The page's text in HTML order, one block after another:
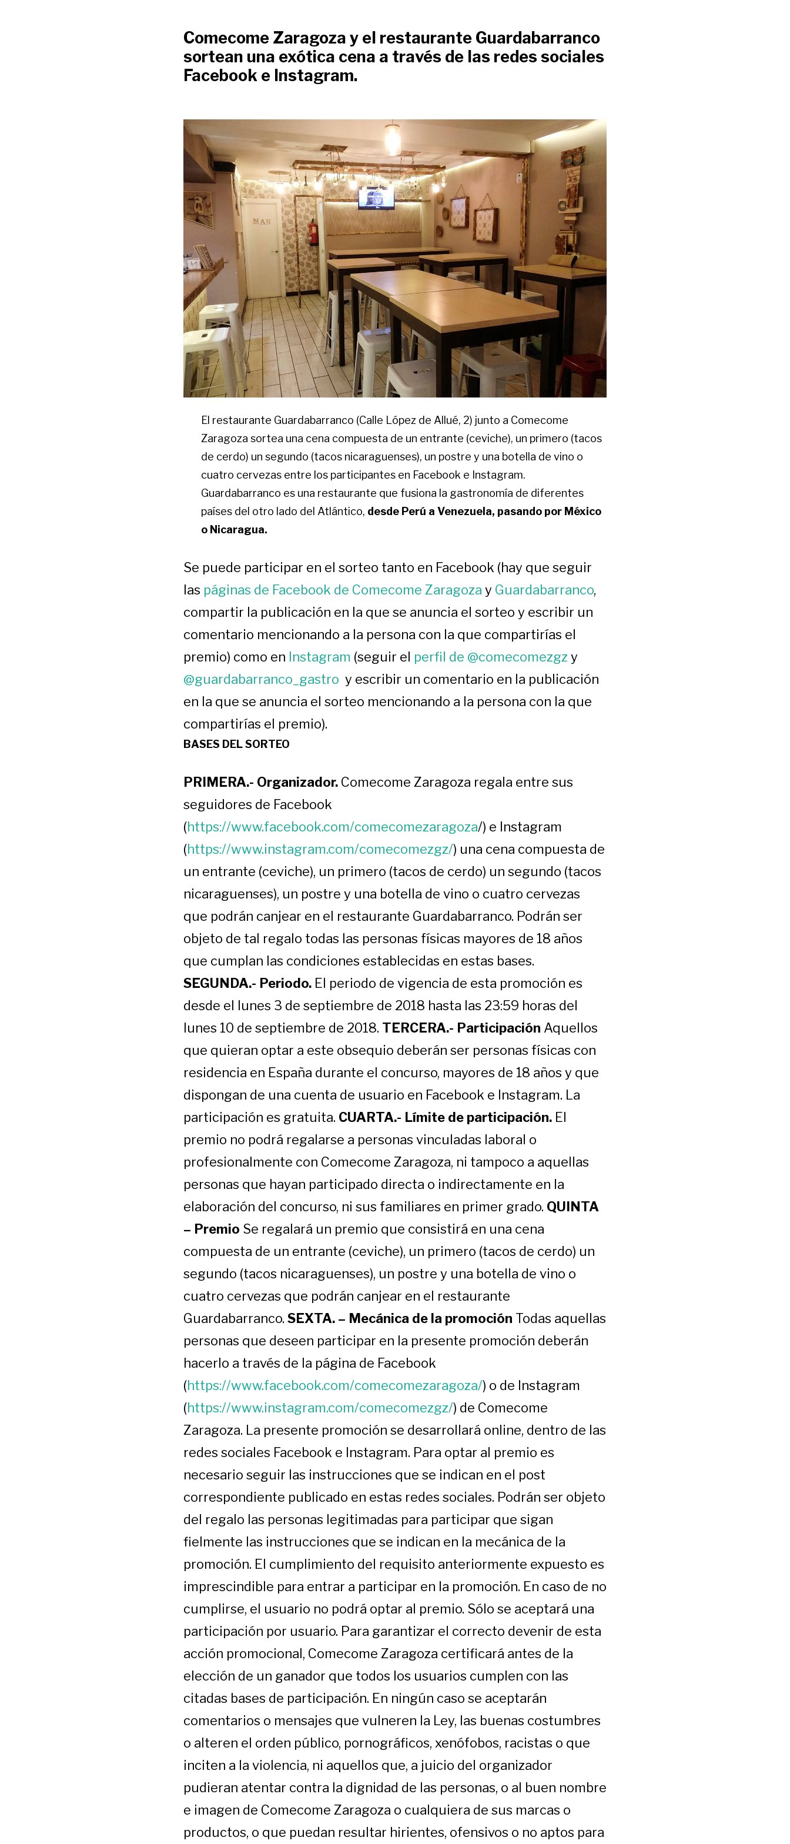
Comecome Zaragoza y el restaurante Guardabarranco
sortean una exótica cena a través de las redes sociales
Facebook e Instagram.
El restaurante Guardabarranco (Calle López de Allué, 2) junto a Comecome
Zaragoza sortea una cena compuesta de un entrante (ceviche), un primero (tacos
de cerdo) un segundo (tacos nicaraguenses), un postre y una botella de vino o
cuatro cervezas entre los participantes en Facebook e Instagram.
Guardabarranco es una restaurante que fusiona la gastronomía de diferentes
países del otro lado del Atlántico, desde Perú a Venezuela, pasando por México
o Nicaragua.
Se puede participar en el sorteo tanto en Facebook (hay que seguir
las páginas de Facebook de Comecome Zaragoza y Guardabarranco,
compartir la publicación en la que se anuncia el sorteo y escribir un
comentario mencionando a la persona con la que compartirías el
premio) como en Instagram (seguir el perfil de @comecomezgz y
@guardabarranco_gastro y escribir un comentario en la publicación
en la que se anuncia el sorteo mencionando a la persona con la que
compartirías el premio).
BASES DEL SORTEO
PRIMERA.- Organizador. Comecome Zaragoza regala entre sus
seguidores de Facebook
(https://www.facebook.com/comecomezaragoza/) e Instagram
(https://www.instagram.com/comecomezgz/) una cena compuesta de
un entrante (ceviche), un primero (tacos de cerdo) un segundo (tacos
nicaraguenses), un postre y una botella de vino o cuatro cervezas
que podrán canjear en el restaurante Guardabarranco. Podrán ser
objeto de tal regalo todas las personas físicas mayores de 18 años
que cumplan las condiciones establecidas en estas bases.
SEGUNDA.- Periodo. El periodo de vigencia de esta promoción es
desde el lunes 3 de septiembre de 2018 hasta las 23:59 horas del
lunes 10 de septiembre de 2018. TERCERA.- Participación Aquellos
que quieran optar a este obsequio deberán ser personas físicas con
residencia en España durante el concurso, mayores de 18 años y que
dispongan de una cuenta de usuario en Facebook e Instagram. La
participación es gratuita. CUARTA.- Límite de participación. El
premio no podrá regalarse a personas vinculadas laboral o
profesionalmente con Comecome Zaragoza, ni tampoco a aquellas
personas que hayan participado directa o indirectamente en la
elaboración del concurso, ni sus familiares en primer grado. QUINTA
– Premio Se regalará un premio que consistirá en una cena
compuesta de un entrante (ceviche), un primero (tacos de cerdo) un
segundo (tacos nicaraguenses), un postre y una botella de vino o
cuatro cervezas que podrán canjear en el restaurante
Guardabarranco. SEXTA. – Mecánica de la promoción Todas aquellas
personas que deseen participar en la presente promoción deberán
hacerlo a través de la página de Facebook
(https://www.facebook.com/comecomezaragoza/) o de Instagram
(https://www.instagram.com/comecomezgz/) de Comecome
Zaragoza. La presente promoción se desarrollará online, dentro de las
redes sociales Facebook e Instagram. Para optar al premio es
necesario seguir las instrucciones que se indican en el post
correspondiente publicado en estas redes sociales. Podrán ser objeto
del regalo las personas legitimadas para participar que sigan
fielmente las instrucciones que se indican en la mecánica de la
promoción. El cumplimiento del requisito anteriormente expuesto es
imprescindible para entrar a participar en la promoción. En caso de no
cumplirse, el usuario no podrá optar al premio. Sólo se aceptará una
participación por usuario. Para garantizar el correcto devenir de esta
acción promocional, Comecome Zaragoza certificará antes de la
elección de un ganador que todos los usuarios cumplen con las
citadas bases de participación. En ningún caso se aceptarán
comentarios o mensajes que vulneren la Ley, las buenas costumbres
o alteren el orden público, pornográficos, xenófobos, racistas o que
inciten a la violencia, ni aquellos que, a juicio del organizador
pudieran atentar contra la dignidad de las personas, o al buen nombre
e imagen de Comecome Zaragoza o cualquiera de sus marcas o
productos, o que puedan resultar hirientes, ofensivos o no aptos para